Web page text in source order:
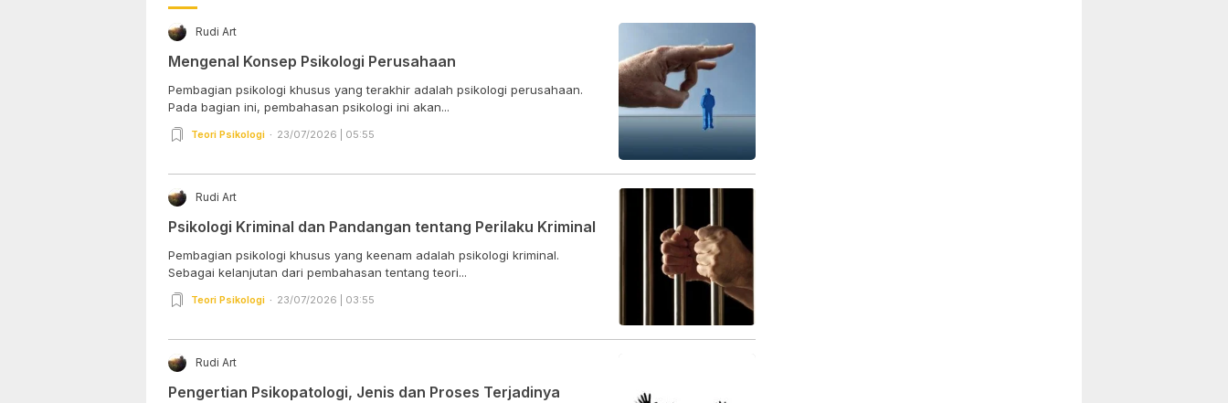
Rudi Art
Mengenal Konsep Psikologi Perusahaan
Pembagian psikologi khusus yang terakhir adalah psikologi perusahaan.
Pada bagian ini, pembahasan psikologi ini akan...
Teori Psikologi 23/07/2026 | 05:55
Rudi Art
Psikologi Kriminal dan Pandangan tentang Perilaku Kriminal
Pembagian psikologi khusus yang keenam adalah psikologi kriminal.
Sebagai kelanjutan dari pembahasan tentang teori...
Teori Psikologi 23/07/2026 | 03:55
Rudi Art
Pengertian Psikopatologi, Jenis dan Proses Terjadinya